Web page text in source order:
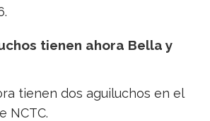
tienen ahora Bella y
tienen dos aguiluchos en el
NCTC.